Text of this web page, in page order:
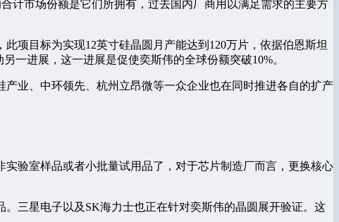
计市场份额是它们所拥有，过去国内厂商用以满足需求的主要方
项目标为实现12英寸硅晶圆月产能达到120万片，依据伯恩斯坦
一进展，这一进展是促使奕斯伟的全球份额突破10%。
业、中环领先、杭州立昂微等一众企业也在同时推进各自的扩产
验室样品或者小批量试用品了，对于芯片制造厂而言，更换核心
三星电子以及SK海力士也正在针对奕斯伟的晶圆展开验证。这